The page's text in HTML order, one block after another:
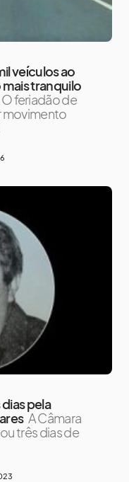
veículos ao
tranquilo
O feriadão de
movimento
pela
A Câmara
três dias de